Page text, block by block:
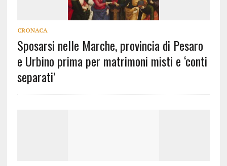
CRONACA
Sposarsi nelle Marche, provincia di Pesaro
e Urbino prima per matrimoni misti e ‘conti
separati’